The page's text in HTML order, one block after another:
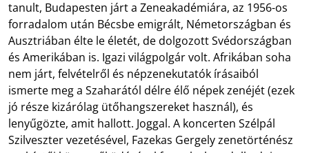
tanult, Budapesten járt a Zeneakadémiára, az 1956-os
forradalom után Bécsbe emigrált, Németországban és
Ausztriában élte le életét, de dolgozott Svédországban
és Amerikában is. Igazi világpolgár volt. Afrikában soha
nem járt, felvételről és népzenekutatók írásaiból
ismerte meg a Szaharától délre élő népek zenéjét (ezek
jó része kizárólag ütőhangszereket használ), és
lenyűgözte, amit hallott. Joggal. A koncerten Szélpál
Szilveszter vezetésével, Fazekas Gergely zenetörténész